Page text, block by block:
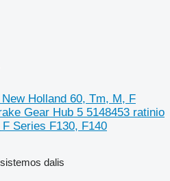
Holland 60, Tm, M, F
Gear Hub 5 5148453 ratinio
Series F130, F140
dalis